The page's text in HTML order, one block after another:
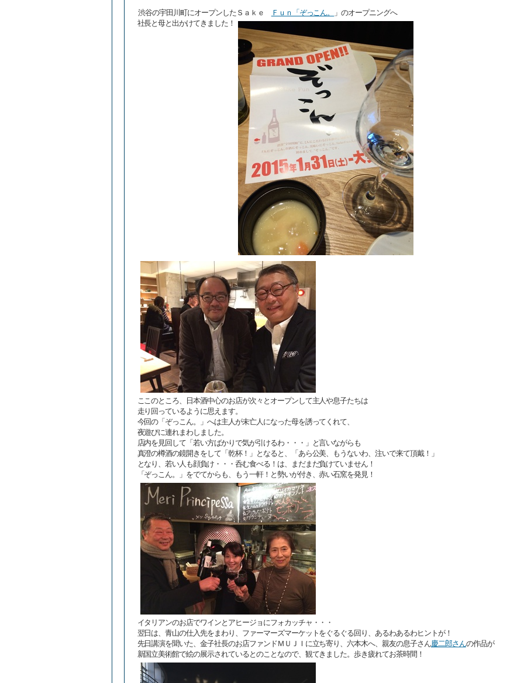
渋谷の宇田川町にオープンしたＳａｋｅ Ｆｕｎ「ぞっこん。
」のオープニングへ
社長と母と出かけてきました！
ここのところ、日本酒中心のお店が次々とオープンして主人や息子たちは
走り回っているように思えます。
今回の「ぞっこん。」へは主人が未亡人になった母を誘ってくれて、
夜遊びに連れまわしました。
店内を見回して「若い方ばかりで気が引けるわ・・・」と言いながらも
真澄の樽酒の鏡開きをして「乾杯！」となると、「あら公美、もうないわ、注いで来て頂戴！」
となり、若い人も顔負け・・・呑む食べる！は、まだまだ負けていません！
「ぞっこん。」をでてからも、もう一軒！と勢いが付き、赤い石窯を発見！
イタリアンのお店でワインとアヒージョにフォカッチャ・・・
翌日は、青山の仕入先をまわり、ファーマーズマーケットをぐるぐる回り、あるわあるわヒントが！
先日講演を聞いた、金子社長のお店ファンドＭＵＪＩに立ち寄り、六本木へ、親友の息子さん慶二郎さんの作品が
新国立美術館で絵の展示されているとのことなので、観てきました。歩き疲れてお茶時間！